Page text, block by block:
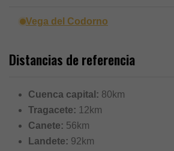
Vega del Codorno
Distancias de referencia
Cuenca capital: 80km
Tragacete: 12km
Canete: 56km
Landete: 92km